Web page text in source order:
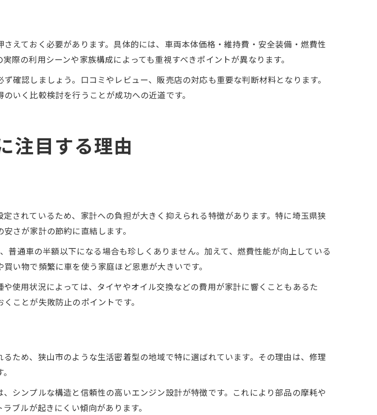
えておく必要があります。具体的には、車両本体価格・維持費・安全装備・燃費性
際の利用シーンや家族構成によっても重視すべきポイントが異なります。
確認しましょう。口コミやレビュー、販売店の対応も重要な判断材料となります。
いく比較検討を行うことが成功への近道です。
注目する理由
されているため、家計への負担が大きく抑えられる特徴があります。特に埼玉県狭
さが家計の節約に直結します。
普通車の半額以下になる場合も珍しくありません。加えて、燃費性能が向上している
い物で頻繁に車を使う家庭ほど恩恵が大きいです。
使用状況によっては、タイヤやオイル交換などの費用が家計に響くこともあるた
ことが失敗防止のポイントです。
ため、狭山市のような生活密着型の地域で特に選ばれています。その理由は、修理
シンプルな構造と信頼性の高いエンジン設計が特徴です。これにより部品の摩耗や
ブルが起きにくい傾向があります。